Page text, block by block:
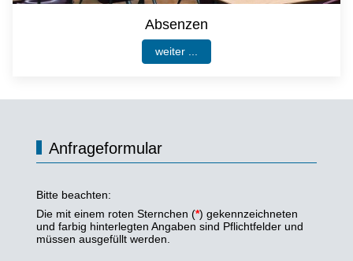
Absenzen
weiter ...
Anfrageformular
Bitte beachten:
Die mit einem roten Sternchen (*) gekennzeichneten
und farbig hinterlegten Angaben sind Pflichtfelder und
müssen ausgefüllt werden.